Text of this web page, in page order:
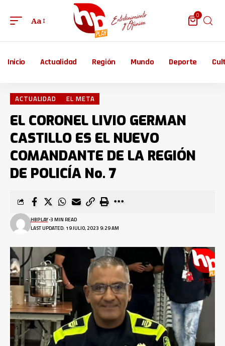
Aa
0
Inicio Actualidad Región Mundo Deporte
ACTUALIDAD EL META
EL CORONEL LIVIO GERMAN
CASTILLO ES EL NUEVO
COMANDANTE DE LA REGIÓN
DE POLICÍA No. 7
LAST UPDATED: 19 JULIO, 2023 9:29 AM
HBPLAY 3 MIN READ